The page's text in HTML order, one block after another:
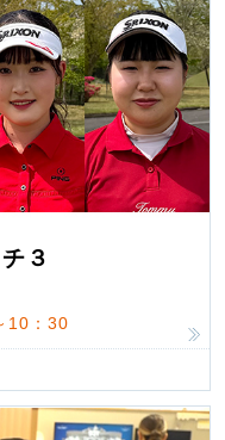
３
10：30